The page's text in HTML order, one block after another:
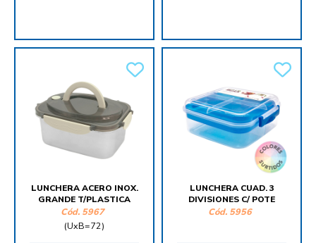
LUNCHERA ACERO INOX.
GRANDE T/PLASTICA
Cód. 5967
(UxB=72)
LUNCHERA CUAD. 3
DIVISIONES C/ POTE
Cód. 5956